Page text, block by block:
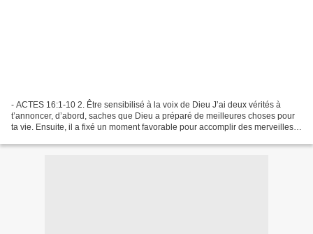
- ACTES 16:1-10 2. Être sensibilisé à la voix de Dieu J’ai deux vérités à
t’annoncer, d’abord, saches que Dieu a préparé de meilleures choses pour
ta vie. Ensuite, il a fixé un moment favorable pour accomplir des merveilles